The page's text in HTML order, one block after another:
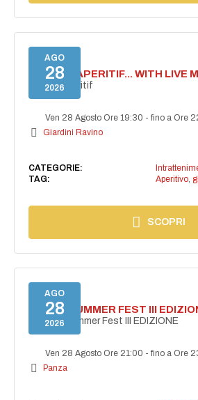
AGO
28
2026
SECRET APERITIF... WITH LIVE
Secret aperitif
Ven 28 Agosto Ore 19:30 -fino a Ore
Giardini Ravino
CATEGORIE:
TAG:
Aperitivo,
SCOPRI
AGO
28
2026
PANZA SUMMER FEST III
PANZA Summer Fest III EDIZIONE
Ven 28 Agosto Ore 21:00 -fino a Ore
Panza